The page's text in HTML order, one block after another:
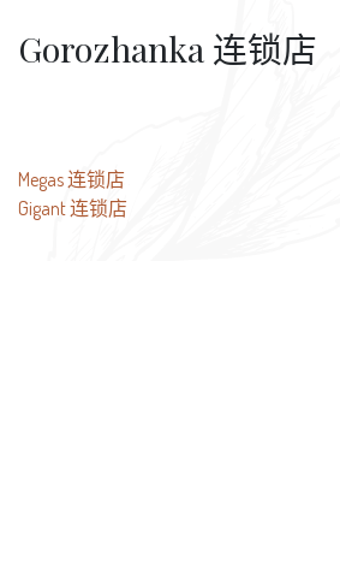
Gorozhanka 连锁店
文
章
Megas 连锁店
Gigant 连锁店